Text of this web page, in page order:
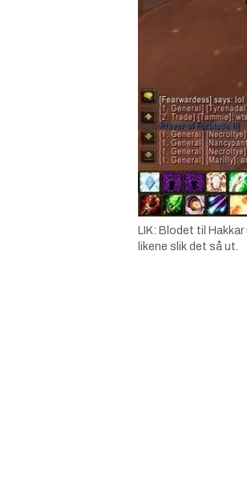
LIK: Blodet til
likene slik det så ut.